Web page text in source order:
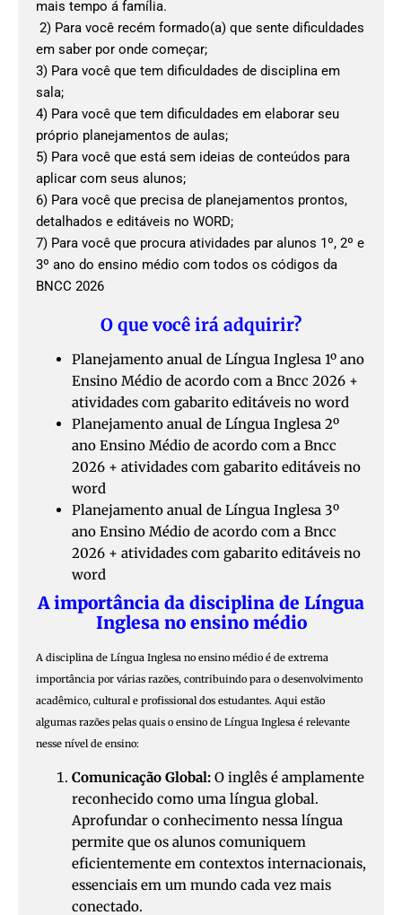
mais tempo á família.
2) Para você recém formado(a) que sente dificuldades
em saber por onde começar;
3) Para você que tem dificuldades de disciplina em
sala;
4) Para você que tem dificuldades em elaborar seu
próprio planejamentos de aulas;
5) Para você que está sem ideias de conteúdos para
aplicar com seus alunos;
6) Para você que precisa de planejamentos prontos,
detalhados e editáveis no WORD;
7) Para você que procura atividades par alunos 1º, 2º e
3º ano do ensino médio com todos os códigos da
BNCC 2026
O que você irá adquirir?
Planejamento anual de Língua Inglesa 1º ano
Ensino Médio de acordo com a Bncc 2026 +
atividades com gabarito editáveis no word
Planejamento anual de Língua Inglesa 2º
ano Ensino Médio de acordo com a Bncc
2026 + atividades com gabarito editáveis no
word
Planejamento anual de Língua Inglesa 3º
ano Ensino Médio de acordo com a Bncc
2026 + atividades com gabarito editáveis no
word
A importância da disciplina de Língua
Inglesa no ensino médio
A disciplina de Língua Inglesa no ensino médio é de extrema
importância por várias razões, contribuindo para o desenvolvimento
acadêmico, cultural e profissional dos estudantes. Aqui estão
algumas razões pelas quais o ensino de Língua Inglesa é relevante
nesse nível de ensino:
Comunicação Global: O inglês é amplamente
reconhecido como uma língua global.
Aprofundar o conhecimento nessa língua
permite que os alunos comuniquem
eficientemente em contextos internacionais,
essenciais em um mundo cada vez mais
conectado.